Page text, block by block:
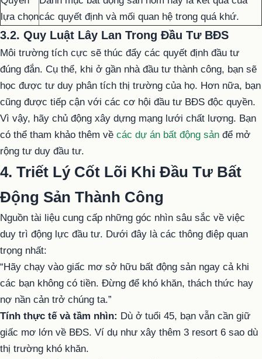
lựa chọncác quyết định và mối quan hệ trong quá khứ.
3.2. Quy Luật Lây Lan Trong Đầu Tư BĐS
Môi trường tích cực sẽ thúc đẩy các quyết định đầu tư
đúng đắn. Cụ thể, khi ở gần nhà đầu tư thành công, bạn sẽ
học được tư duy phân tích thị trường của họ. Hơn nữa, bạn
cũng được tiếp cận với các cơ hội đầu tư BĐS độc quyền.
Vì vậy, hãy chủ động xây dựng mạng lưới chất lượng. Bạn
có thể tham khảo thêm về các dự án bất động sản để mở
rộng tư duy đầu tư.
4. Triết Lý Cốt Lõi Khi Đầu Tư Bất
Động Sản Thành Công
Nguồn tài liệu cung cấp những góc nhìn sâu sắc về việc
duy trì động lực đầu tư. Dưới đây là các thông điệp quan
trọng nhất:
“Hãy chạy vào giấc mơ sở hữu bất động sản ngay cả khi
các bạn không có tiền. Đừng để khó khăn, thách thức hay
nợ nần cản trở chúng ta.”
Tính thực tế và tầm nhìn: Dù ở tuổi 45, bạn vẫn cần giữ
giấc mơ lớn về BĐS. Ví dụ như xây thêm 3 resort 6 sao dù
thị trường khó khăn.